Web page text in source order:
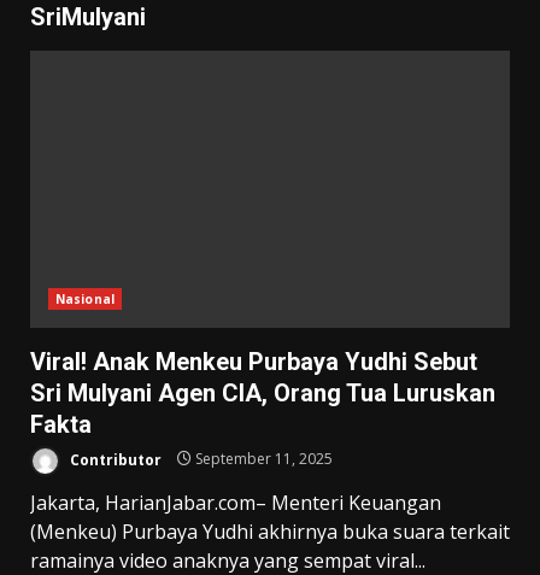
SriMulyani
Nasional
Viral! Anak Menkeu Purbaya Yudhi Sebut
Sri Mulyani Agen CIA, Orang Tua Luruskan
Fakta
Contributor September 11, 2025
Jakarta, HarianJabar.com– Menteri Keuangan
(Menkeu) Purbaya Yudhi akhirnya buka suara terkait
ramainya video anaknya yang sempat viral...